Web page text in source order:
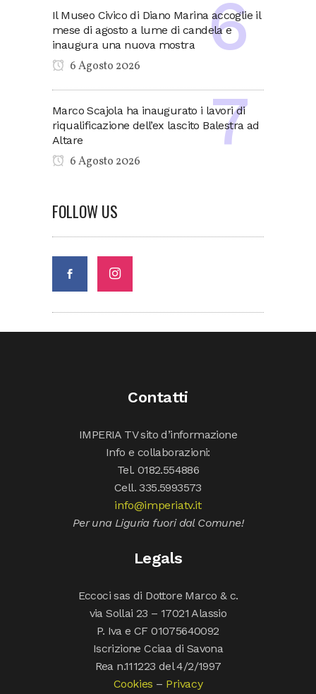
Il Museo Civico di Diano Marina accoglie il
mese di agosto a lume di candela e
inaugura una nuova mostra
6 Agosto 2026
Marco Scajola ha inaugurato i lavori di
riqualificazione dell’ex lascito Balestra ad
Altare
6 Agosto 2026
FOLLOW US
Contatti
IMPERIA TV sito d’informazione
Info e collaborazioni:
Tel. 0182.554886
Cell. 335.5993573
info@imperiatv.it
Per una Liguria fuori dal Comune!
Legals
Eccoci sas di Dottore Marco & c.
via Sollai 23 – 17021 Alassio
P. Iva e CF 01075640092
Iscrizione Cciaa di Savona
Rea n.111223 del 4/2/1997
Cookies – Privacy